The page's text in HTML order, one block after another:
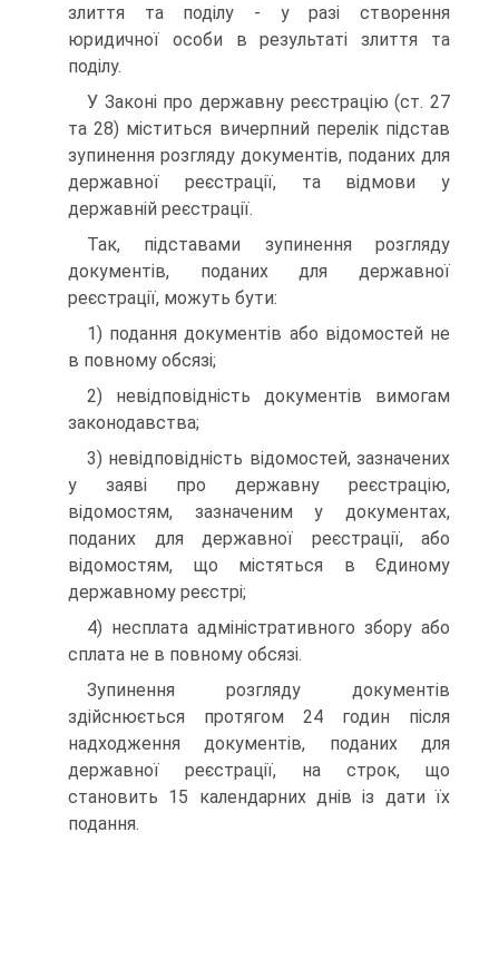
злиття та поділу - у разі ство­рення
юридичної особи в результаті злиття та
поділу.
У Законі про державну реєстрацію (ст. 27
та 28) міс­титься вичерпний перелік підстав
зупинення розгляду до­кументів, поданих для
державної реєстрації, та відмови у
державній реєстрації.
Так, підставами зупинення розгляду
документів, пода­них для державної
реєстрації, можуть бути:
1) подання документів або відомостей не
в повному об­сязі;
2) невідповідність документів вимогам
законодавства;
3) невідповідність відомостей, зазначених
у заяві про державну реєстрацію,
відомостям, зазначеним у докумен­тах,
поданих для державної реєстрації, або
відомостям, що містяться в Єдиному
державному реєстрі;
4) несплата адміністративного збору або
сплата не в по­вному обсязі.
Зупинення розгляду документів
здійснюється протягом 24 годин після
надходження документів, поданих для
держа­вної реєстрації, на строк, що
становить 15 календарних днів із дати їх
подання.